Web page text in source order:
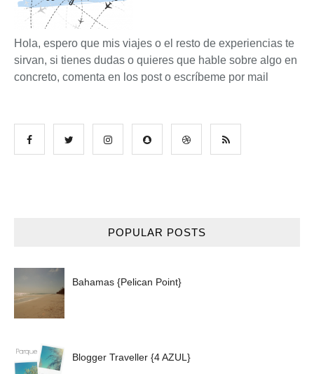
Hola, espero que mis viajes o el resto de experiencias te
sirvan, si tienes dudas o quieres que hable sobre algo en
concreto, comenta en los post o escríbeme por mail
POPULAR POSTS
Bahamas {Pelican Point}
Blogger Traveller {4 AZUL}